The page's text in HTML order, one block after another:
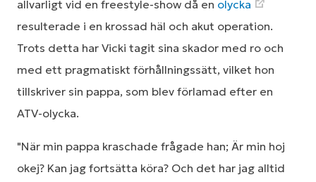
allvarligt vid en freestyle-show då en olycka
resulterade i en krossad häl och akut operation.
Trots detta har Vicki tagit sina skador med ro och
med ett pragmatiskt förhållningssätt, vilket hon
tillskriver sin pappa, som blev förlamad efter en
ATV-olycka.
"När min pappa kraschade frågade han; Är min hoj
okej? Kan jag fortsätta köra? Och det har jag alltid